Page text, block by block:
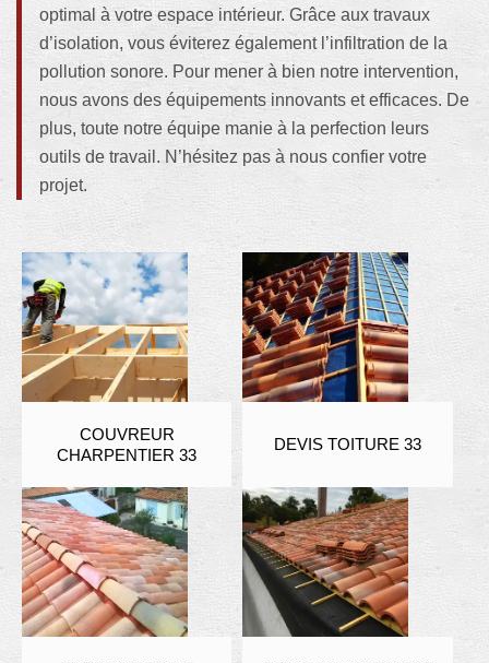
optimal à votre espace intérieur. Grâce aux travaux
d’isolation, vous éviterez également l’infiltration de la
pollution sonore. Pour mener à bien notre intervention,
nous avons des équipements innovants et efficaces. De
plus, toute notre équipe manie à la perfection leurs
outils de travail. N’hésitez pas à nous confier votre
projet.
COUVREUR
CHARPENTIER 33
DEVIS TOITURE 33